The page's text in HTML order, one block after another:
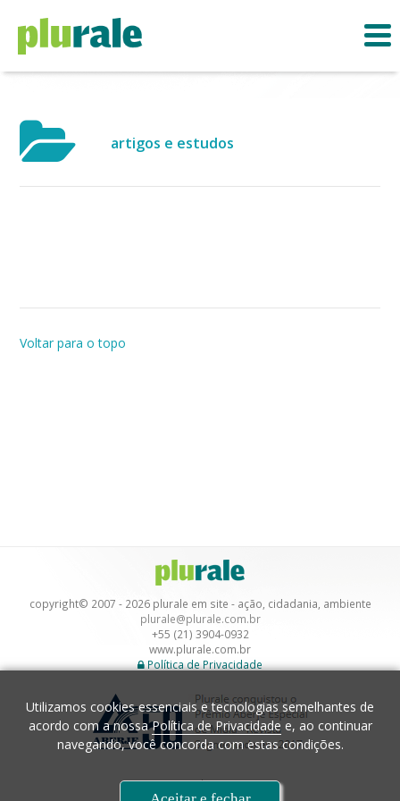
artigos e estudos
Voltar para o topo
copyright© 2007 - 2026 plurale em site - ação, cidadania, ambiente
plurale@plurale.com.br
+55 (21) 3904-0932
www.plurale.com.br
Política de Privacidade
Desenvolvimento
Utilizamos cookies essenciais e tecnologias semelhantes de
acordo com a nossaPolítica de Privacidadee, ao continuar
navegando, você concorda com estas condições.